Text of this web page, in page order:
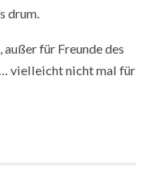
drum.
für Freunde des
vielleicht nicht mal für